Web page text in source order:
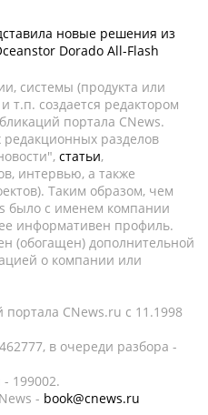
новые решения из
Dorado All-Flash
системы (продукта или
т.п. создается редактором
портала CNews.
разделов
статьи,
интервью, а также
Таким образом, чем
было с именем компании
информативен профиль.
(обогащен) дополнительной
о компании или
CNews.ru c 11.1998
в очереди разбора -
199002.
- book@cnews.ru